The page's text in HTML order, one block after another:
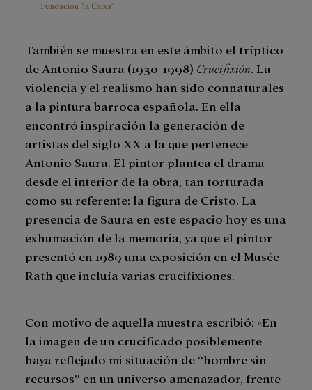
Fundación "la Caixa"
También se muestra en este ámbito el tríptico
de Antonio Saura (1930-1998) Crucifixión . La
violencia y el realismo han sido connaturales
a la pintura barroca española. En ella
encontró inspiración la generación de
artistas del siglo XX a la que pertenece
Antonio Saura. El pintor plantea el drama
desde el interior de la obra, tan torturada
como su referente: la figura de Cristo. La
presencia de Saura en este espacio hoy es una
exhumación de la memoria, ya que el pintor
presentó en 1989 una exposición en el Musée
Rath que incluía varias crucifixiones.
Con motivo de aquella muestra escribió: «En
la imagen de un crucificado posiblemente
haya reflejado mi situación de “hombre sin
recursos” en un universo amenazador, frente